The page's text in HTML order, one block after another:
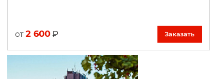
от 2 600 ₽ Заказать